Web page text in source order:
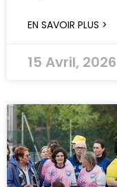
EN SAVOIR PLUS >
15 Avril, 2026